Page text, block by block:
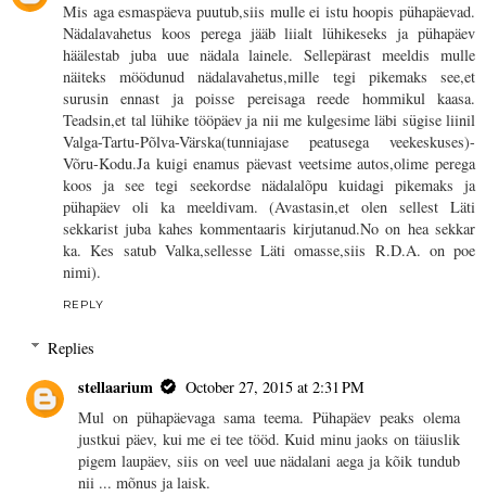
Mis aga esmaspäeva puutub,siis mulle ei istu hoopis pühapäevad.
Nädalavahetus koos perega jääb liialt lühikeseks ja pühapäev
häälestab juba uue nädala lainele. Sellepärast meeldis mulle
näiteks möödunud nädalavahetus,mille tegi pikemaks see,et
surusin ennast ja poisse pereisaga reede hommikul kaasa.
Teadsin,et tal lühike tööpäev ja nii me kulgesime läbi sügise liinil
Valga-Tartu-Põlva-Värska(tunniajase peatusega veekeskuses)-
Võru-Kodu.Ja kuigi enamus päevast veetsime autos,olime perega
koos ja see tegi seekordse nädalalõpu kuidagi pikemaks ja
pühapäev oli ka meeldivam. (Avastasin,et olen sellest Läti
sekkarist juba kahes kommentaaris kirjutanud.No on hea sekkar
ka. Kes satub Valka,sellesse Läti omasse,siis R.D.A. on poe
nimi).
REPLY
Replies
stellaarium
October 27, 2015 at 2:31 PM
Mul on pühapäevaga sama teema. Pühapäev peaks olema
justkui päev, kui me ei tee tööd. Kuid minu jaoks on täiuslik
pigem laupäev, siis on veel uue nädalani aega ja kõik tundub
nii ... mõnus ja laisk.